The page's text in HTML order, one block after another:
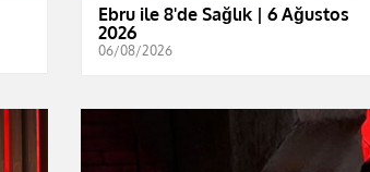
Ebru ile 8'de Sağlık | 6 Ağustos
2026
06/08/2026